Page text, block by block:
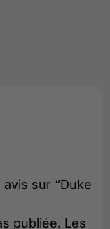
sur “Duke
publiée. Les